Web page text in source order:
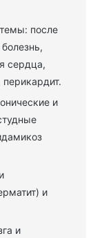
после
сердца,
и
и
и